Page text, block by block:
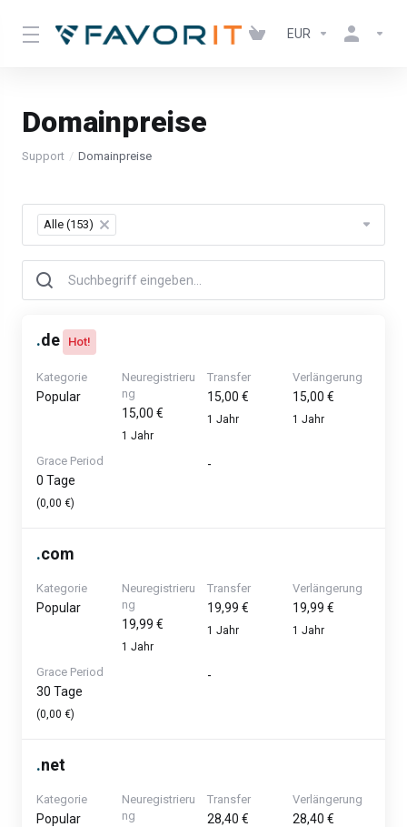
EUR
Domainpreise
Support Domainpreise
Alle (153) ×
.de Hot!
Kategorie
Popular
Neuregistrieru
ng
15,00 €
1 Jahr
Transfer
15,00 €
1 Jahr
Verlängerung
15,00 €
1 Jahr
Grace Period
0 Tage
(0,00 €)
-
.com
Kategorie
Popular
Neuregistrieru
ng
19,99 €
1 Jahr
Transfer
19,99 €
1 Jahr
Verlängerung
19,99 €
1 Jahr
Grace Period
30 Tage
(0,00 €)
-
.net
Kategorie
Popular
Neuregistrieru
ng
Transfer
28,40 €
Verlängerung
28,40 €